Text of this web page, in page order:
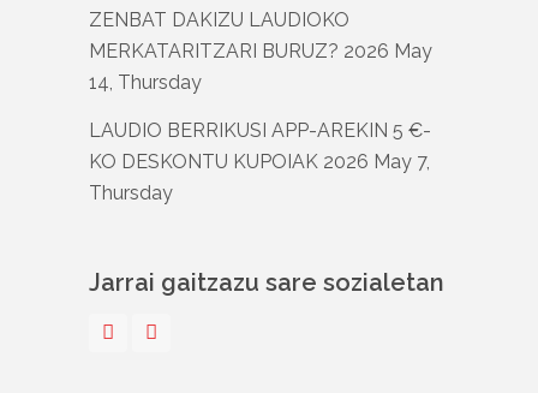
ZENBAT DAKIZU LAUDIOKO
MERKATARITZARI BURUZ? 2026 May
14, Thursday
LAUDIO BERRIKUSI APP-AREKIN 5 €-
KO DESKONTU KUPOIAK 2026 May 7,
Thursday
Jarrai gaitzazu sare sozialetan